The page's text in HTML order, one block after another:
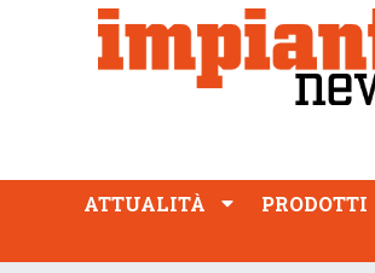
ATTUALITÀ PRODOTTI
PROFESSIONE
ATTUALITÀ PRODOTTI